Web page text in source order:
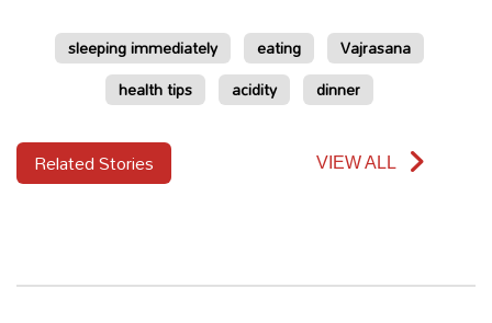
బ్రాండ్
స్పాట్‌లైట్
రిలీజ్
sleeping immediately eating
Vajrasana
health tips
acidity dinner
Related Stories VIEW ALL